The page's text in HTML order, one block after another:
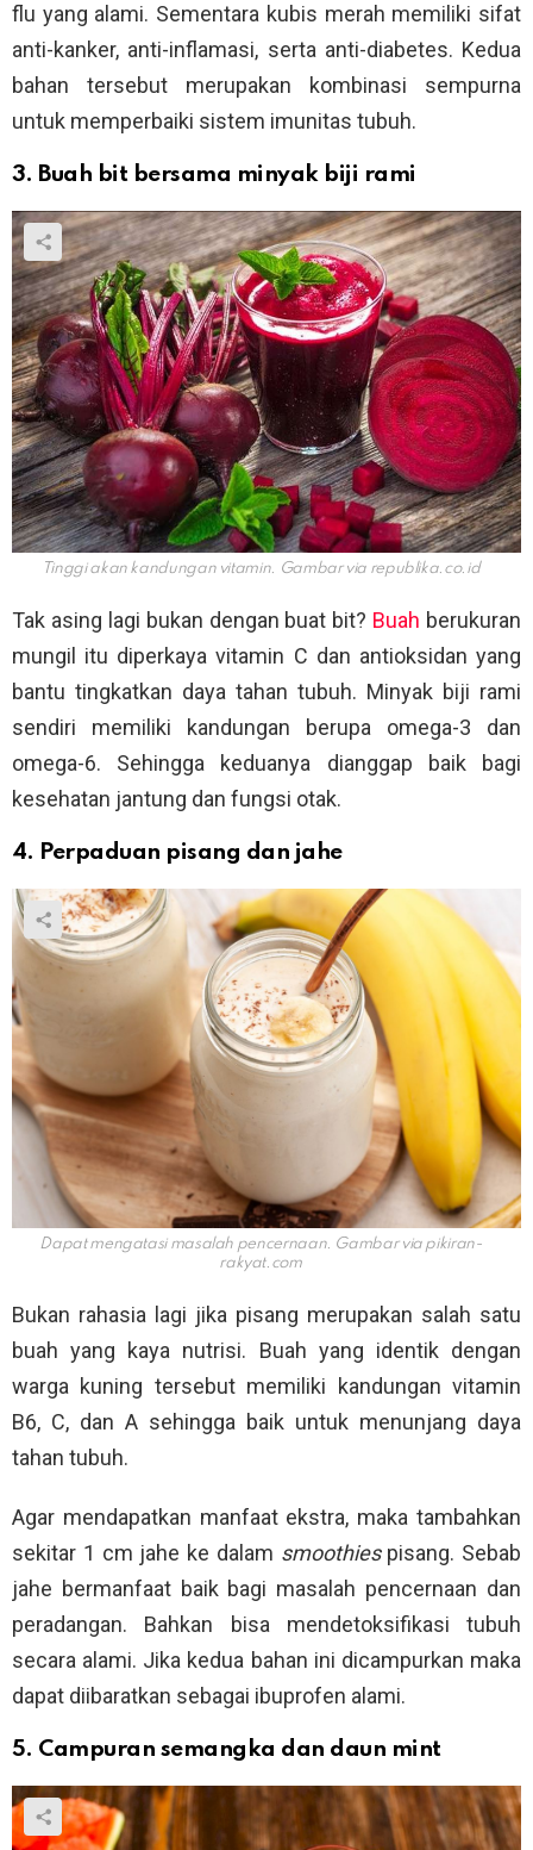
flu yang alami. Sementara kubis merah memiliki sifat
anti-kanker, anti-inflamasi, serta anti-diabetes. Kedua
bahan tersebut merupakan kombinasi sempurna
untuk memperbaiki sistem imunitas tubuh.
3. Buah bit bersama minyak biji rami
Tinggi akan kandungan vitamin. Gambar via republika.co.id
Tak asing lagi bukan dengan buat bit? Buah berukuran
mungil itu diperkaya vitamin C dan antioksidan yang
bantu tingkatkan daya tahan tubuh. Minyak biji rami
sendiri memiliki kandungan berupa omega-3 dan
omega-6. Sehingga keduanya dianggap baik bagi
kesehatan jantung dan fungsi otak.
4. Perpaduan pisang dan jahe
Dapat mengatasi masalah pencernaan. Gambar via pikiran-
rakyat.com
Bukan rahasia lagi jika pisang merupakan salah satu
buah yang kaya nutrisi. Buah yang identik dengan
warga kuning tersebut memiliki kandungan vitamin
B6, C, dan A sehingga baik untuk menunjang daya
tahan tubuh.
Agar mendapatkan manfaat ekstra, maka tambahkan
sekitar 1 cm jahe ke dalam smoothies pisang. Sebab
jahe bermanfaat baik bagi masalah pencernaan dan
peradangan. Bahkan bisa mendetoksifikasi tubuh
secara alami. Jika kedua bahan ini dicampurkan maka
dapat diibaratkan sebagai ibuprofen alami.
5. Campuran semangka dan daun mint